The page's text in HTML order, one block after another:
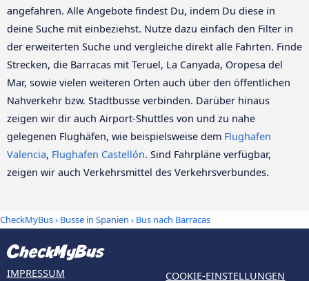
angefahren. Alle Angebote findest Du, indem Du diese in
deine Suche mit einbeziehst. Nutze dazu einfach den Filter in
der erweiterten Suche und vergleiche direkt alle Fahrten. Finde
Strecken, die Barracas mit Teruel, La Canyada, Oropesa del
Mar, sowie vielen weiteren Orten auch über den öffentlichen
Nahverkehr bzw. Stadtbusse verbinden. Darüber hinaus
zeigen wir dir auch Airport-Shuttles von und zu nahe
gelegenen Flughäfen, wie beispielsweise dem Flughafen
Valencia, Flughafen Castellón. Sind Fahrpläne verfügbar,
zeigen wir auch Verkehrsmittel des Verkehrsverbundes.
CheckMyBus› Busse in Spanien › Bus nach Barracas
IMPRESSUM COOKIE-EINSTELLUNGEN